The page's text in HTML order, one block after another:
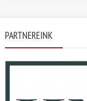
PARTNEREINK